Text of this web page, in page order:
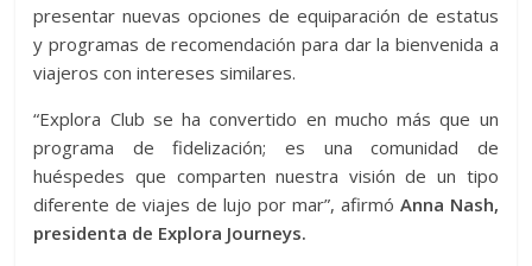
presentar nuevas opciones de equiparación de estatus
y programas de recomendación para dar la bienvenida a
viajeros con intereses similares.
“Explora Club se ha convertido en mucho más que un
programa de fidelización; es una comunidad de
huéspedes que comparten nuestra visión de un tipo
diferente de viajes de lujo por mar”, afirmó Anna Nash,
presidenta de Explora Journeys.